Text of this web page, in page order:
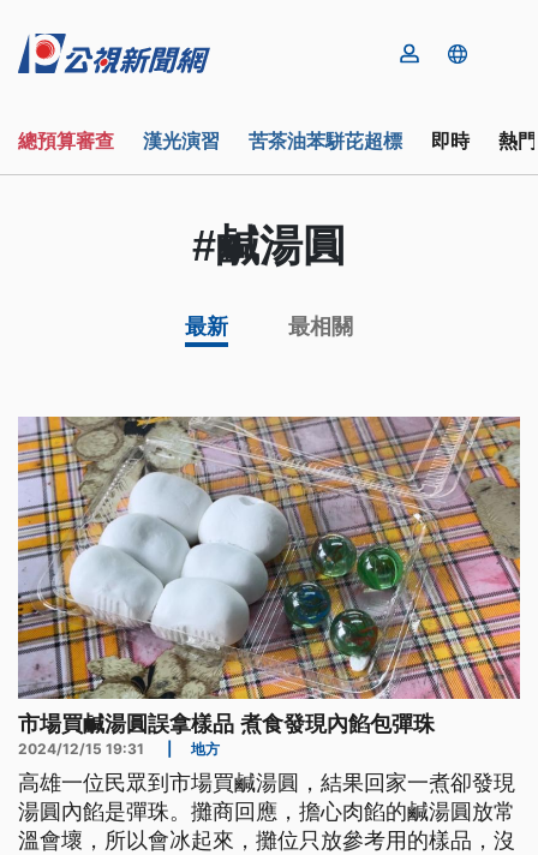
總預算審查 漢光演習 苦茶油苯駢芘超標 即時 熱
#鹹湯圓
最新 最相關
市場買鹹湯圓誤拿樣品 煮食發現內餡包彈珠
2024/12/15 19:31 地方
高雄一位民眾到市場買鹹湯圓，結果回家一煮卻發現
湯圓內餡是彈珠。攤商回應，擔心肉餡的鹹湯圓放常
溫會壞，所以會冰起來，攤位只放參考用的樣品，沒